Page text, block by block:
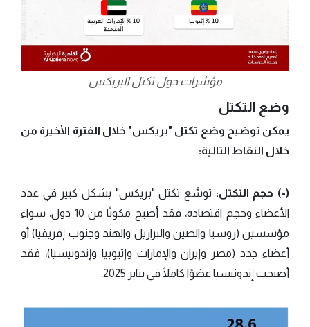
مؤشرات حول تكتل البريكس
وضع التكتل
يمكن توضيح وضع تكتل "بريكس" خلال الفترة الأخيرة من
خلال النقاط التالية:
(-) حجم التكتل: توسَّع تكتل "بريكس" بشكل كبير في عدد
الأعضاء وحجم اقتصاده، فقد أصبح مكونًا من 10 دول، سواء
مؤسسين (روسيا والصين والبرازيل والهند وجنوب إفريقيا) أو
أعضاء جدد (مصر وإيران والإمارات وإثيوبيا وإندونيسيا)، فقد
أصبحت إندونيسيا عضوًا كاملًا في يناير 2025.